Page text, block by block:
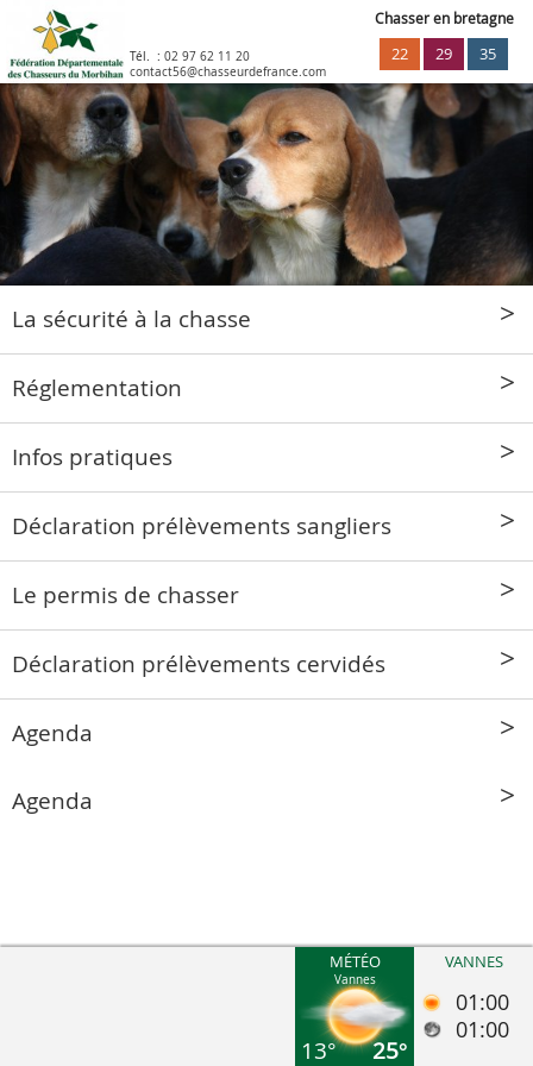
Tél. : 02 97 62 11 20
contact56@chasseurdefrance.com
Chasser en bretagne
22 29 35
La sécurité à la chasse
Réglementation
Infos pratiques
Déclaration prélèvements sangliers
Le permis de chasser
Déclaration prélèvements cervidés
Agenda
Agenda
MÉTÉO
Vannes
13° 25°
VANNES
01:00
01:00